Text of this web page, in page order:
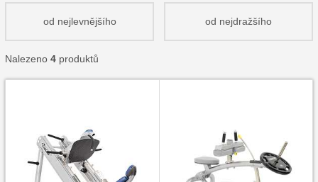
od nejlevnějšího od nejdražšího
Nalezeno 4 produktů